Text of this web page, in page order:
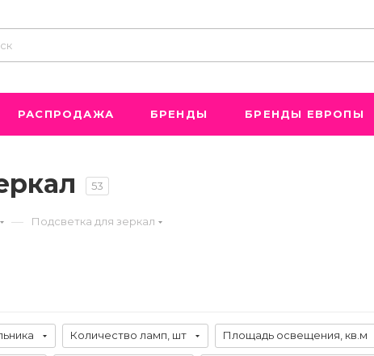
РАСПРОДАЖА БРЕНДЫ БРЕНДЫ ЕВРОПЫ
53
— Подсветка для зеркал
Количество ламп, шт Площадь освещения, кв.м